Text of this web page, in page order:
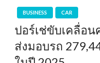
BUSINESS CAR
ปอร์เช่ขับเคลื่อน
ส่งมอบรถ